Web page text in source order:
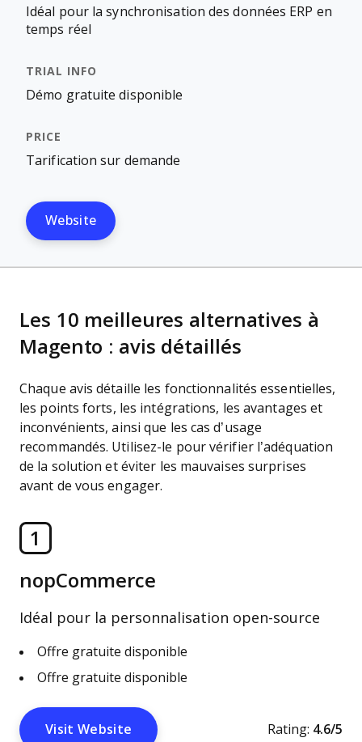
Idéal pour la synchronisation des données ERP en
temps réel
Démo gratuite disponible
Tarification sur demande
Website
Les 10 meilleures alternatives à
Magento : avis détaillés
Chaque avis détaille les fonctionnalités essentielles,
les points forts, les intégrations, les avantages et
inconvénients, ainsi que les cas d’usage
recommandés. Utilisez-le pour vérifier l’adéquation
de la solution et éviter les mauvaises surprises
avant de vous engager.
1
nopCommerce
Idéal pour la personnalisation open-source
Offre gratuite disponible
Offre gratuite disponible
Visit Website Rating: 4.6/5